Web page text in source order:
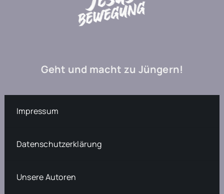
Geht und macht zu Jüngern!
Impressum
Datenschutzerklärung
Unsere Autoren